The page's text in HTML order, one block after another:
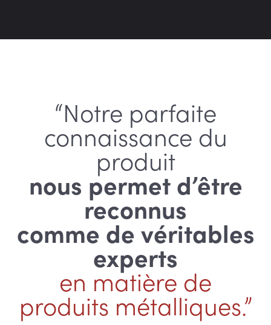
“Notre parfaite
connaissance du
produit
nous permet d’être
reconnus
comme de véritables
experts
en matière de
produits métalliques.”